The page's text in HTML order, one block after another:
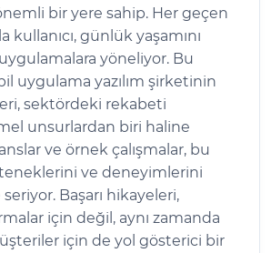
bir yere sahip. Her geçen
kullanıcı, günlük yaşamını
yöneliyor. Bu
uygulama yazılım şirketinin
sektördeki rekabeti
unsurlardan biri haline
ve örnek çalışmalar, bu
ve deneyimlerini
Başarı hikayeleri,
için değil, aynı zamanda
için de yol gösterici bir